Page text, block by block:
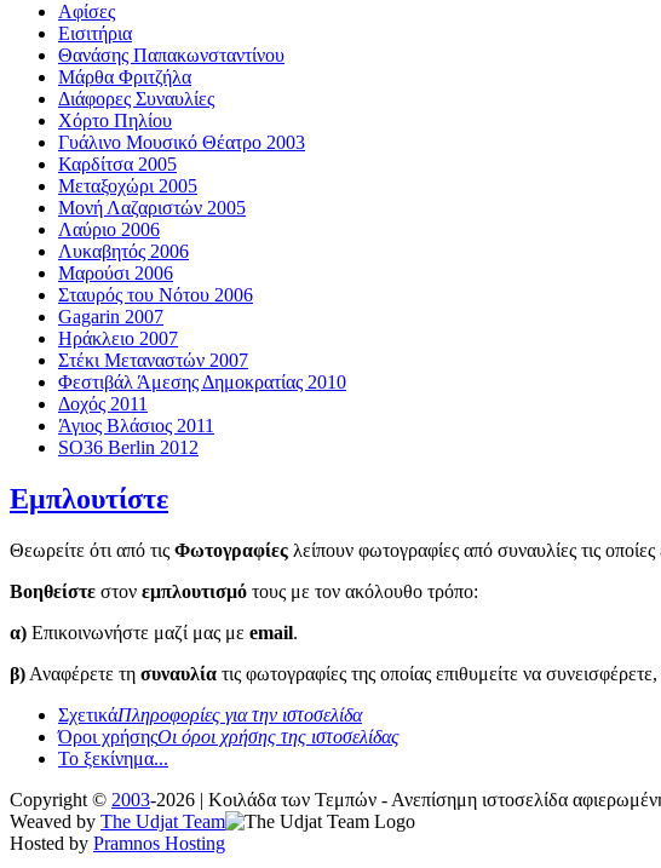
Αφίσες
Εισιτήρια
Θανάσης Παπακωνσταντίνου
Μάρθα Φριτζήλα
Διάφορες Συναυλίες
Χόρτο Πηλίου
Γυάλινο Μουσικό Θέατρο 2003
Καρδίτσα 2005
Μεταξοχώρι 2005
Μονή Λαζαριστών 2005
Λαύριο 2006
Λυκαβητός 2006
Μαρούσι 2006
Σταυρός του Νότου 2006
Gagarin 2007
Ηράκλειο 2007
Στέκι Μεταναστών 2007
Φεστιβάλ Άμεσης Δημοκρατίας 2010
Δοχός 2011
Άγιος Βλάσιος 2011
SO36 Berlin 2012
Εμπλουτίστε
Θεωρείτε ότι από τις Φωτογραφίες λείπουν φωτογραφίες από συναυλίες τις
Βοηθείστε στον εμπλουτισμό τους με τον ακόλουθο τρόπο:
α) Επικοινωνήστε μαζί μας με email.
β) Αναφέρετε τη συναυλία τις φωτογραφίες της οποίας επιθυμείτε να
ΣχετικάΠληροφορίες για την ιστοσελίδα
Όροι χρήσηςΟι όροι χρήσης της ιστοσελίδας
Το ξεκίνημα...
Copyright © 2003-2026 | Κοιλάδα των Τεμπών - Ανεπίσημη ιστοσελίδα
Weaved by The Udjat Team
Hosted by Pramnos Hosting